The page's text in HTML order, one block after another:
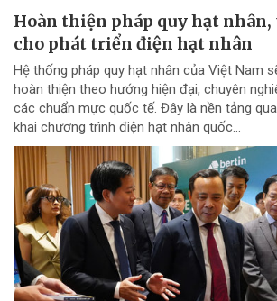
Hoàn thiện pháp quy hạt nhân,
cho phát triển điện hạt nhân
Hệ thống pháp quy hạt nhân của Việt Nam
hoàn thiện theo hướng hiện đại, chuyên
các chuẩn mực quốc tế. Đây là nền tảng
khai chương trình điện hạt nhân quốc...